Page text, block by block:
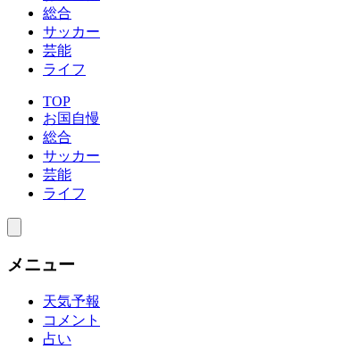
総合
サッカー
芸能
ライフ
TOP
お国自慢
総合
サッカー
芸能
ライフ
メニュー
天気予報
コメント
占い